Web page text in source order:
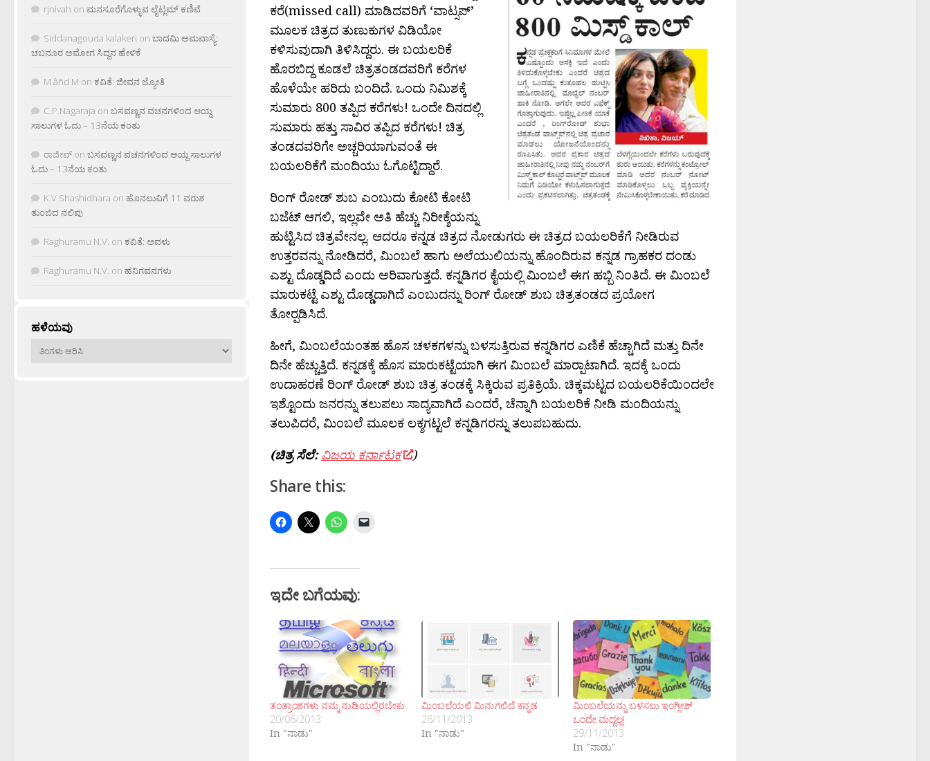
ಕರೆ(missed call) ಮಾಡಿದವರಿಗೆ ‘ವಾಟ್ಸಪ್’
ಮೂಲಕ ಚಿತ್ರದ ತುಣುಕುಗಳ ವಿಡಿಯೋ
ಕಳಿಸುವುದಾಗಿ ತಿಳಿಸಿದ್ದರು. ಈ ಬಯಲರಿಕೆ
ಹೊರಬಿದ್ದ ಕೂಡಲೆ ಚಿತ್ರತಂಡದವರಿಗೆ ಕರೆಗಳ
ಹೊಳೆಯೇ ಹರಿದು ಬಂದಿದೆ. ಒಂದು ನಿಮಿಶಕ್ಕೆ
ಸುಮಾರು 800 ತಪ್ಪಿದ ಕರೆಗಳು! ಒಂದೇ ದಿನದಲ್ಲಿ
ಸುಮಾರು ಹತ್ತು ಸಾವಿರ ತಪ್ಪಿದ ಕರೆಗಳು! ಚಿತ್ರ
ತಂಡದವರಿಗೇ ಅಚ್ಚರಿಯಾಗುವಂತೆ ಈ
ಬಯಲರಿಕೆಗೆ ಮಂದಿಯು ಓಗೊಟ್ಟಿದ್ದಾರೆ.
ರಿಂಗ್ ರೋಡ್ ಶುಬ ಎಂಬುದು ಕೋಟಿ ಕೋಟಿ
ಬಜೆಟ್ ಆಗಲಿ, ಇಲ್ಲವೇ ಅತಿ ಹೆಚ್ಚು ನಿರೀಕ್ಶೆಯನ್ನು
ಹುಟ್ಟಿಸಿದ ಚಿತ್ರವೇನಲ್ಲ. ಆದರೂ ಕನ್ನಡ ಚಿತ್ರದ ನೋಡುಗರು ಈ ಚಿತ್ರದ ಬಯಲರಿಕೆಗೆ ನೀಡಿರುವ
ಉತ್ತರವನ್ನು ನೋಡಿದರೆ, ಮಿಂಬಲೆ ಹಾಗು ಅಲೆಯುಲಿಯನ್ನು ಹೊಂದಿರುವ ಕನ್ನಡ ಗ್ರಾಹಕರ ದಂಡು
ಎಶ್ಟು ದೊಡ್ಡದಿದೆ ಎಂದು ಅರಿವಾಗುತ್ತದೆ. ಕನ್ನಡಿಗರ ಕೈಯಲ್ಲಿ ಮಿಂಬಲೆ ಈಗ ಹಬ್ಬಿ ನಿಂತಿದೆ. ಈ ಮಿಂಬಲೆ
ಮಾರುಕಟ್ಟೆ ಎಶ್ಟು ದೊಡ್ಡದಾಗಿದೆ ಎಂಬುದನ್ನು ರಿಂಗ್ ರೋಡ್ ಶುಬ ಚಿತ್ರತಂಡದ ಪ್ರಯೋಗ
ತೋರ‍್ಪಡಿಸಿದೆ.
ಹೀಗೆ, ಮಿಂಬಲೆಯಂತಹ ಹೊಸ ಚಳಕಗಳನ್ನು ಬಳಸುತ್ತಿರುವ ಕನ್ನಡಿಗರ ಎಣಿಕೆ ಹೆಚ್ಚಾಗಿದೆ ಮತ್ತು ದಿನೇ
ದಿನೇ ಹೆಚ್ಚುತ್ತಿದೆ. ಕನ್ನಡಕ್ಕೆ ಹೊಸ ಮಾರುಕಟ್ಟೆಯಾಗಿ ಈಗ ಮಿಂಬಲೆ ಮಾರ‍್ಪಾಟಾಗಿದೆ. ಇದಕ್ಕೆ ಒಂದು
ಉದಾಹರಣೆ ರಿಂಗ್ ರೋಡ್ ಶುಬ ಚಿತ್ರ ತಂಡಕ್ಕೆ ಸಿಕ್ಕಿರುವ ಪ್ರತಿಕ್ರಿಯೆ. ಚಿಕ್ಕಮಟ್ಟದ ಬಯಲರಿಕೆಯಿಂದಲೇ
ಇಶ್ಟೊಂದು ಜನರನ್ನು ತಲುಪಲು ಸಾದ್ಯವಾಗಿದೆ ಎಂದರೆ, ಚೆನ್ನಾಗಿ ಬಯಲರಿಕೆ ನೀಡಿ ಮಂದಿಯನ್ನು
ತಲುಪಿದರೆ, ಮಿಂಬಲೆ ಮೂಲಕ ಲಕ್ಶಗಟ್ಟಲೆ ಕನ್ನಡಿಗರನ್ನು ತಲುಪಬಹುದು.
(ಚಿತ್ರ ಸೆಲೆ: ವಿಜಯ ಕರ್ನಾಟಕ )
Share this:
ಇದೇ ಬಗೆಯವು:
ತಂತ್ರಾಂಶಗಳು ನಮ್ಮ ನುಡಿಯಲ್ಲಿರಬೇಕು
20/06/2013
In "ನಾಡು"
ಮಿಂಬಲೆಯಲಿ ಮಿನುಗಲಿದೆ ಕನ್ನಡ
26/11/2013
In "ನಾಡು"
ಮಿಂಬಲೆಯನ್ನು ಬಳಸಲು ಇಂಗ್ಲೀಶ್
ಒಂದೇ ಮದ್ದಲ್ಲ!
29/11/2013
In "ನಾಡು"
rjnivah on ಮನಸೂರೆಗೊಳ್ಳುವ ಲೈಟ್ಲಮ್ ಕಣಿವೆ
Siddanagouda kalakeri on ಬಾದಮಿ ಅಮವಾಸ್ಯೆ:
ಚಬನೂರ ಅಮೋಗ ಸಿದ್ದನ ಹೇಳಿಕೆ
M âñd M on ಕವಿತೆ: ಜೀವನ ಜ್ಯೋತಿ
C.P.Nagaraja on ಬಸವಣ್ಣನ ವಚನಗಳಿಂದ ಆಯ್ದ
ಸಾಲುಗಳ ಓದು – 13ನೆಯ ಕಂತು
ರಾಜೀವ್ on ಬಸವಣ್ಣನ ವಚನಗಳಿಂದ ಆಯ್ದ ಸಾಲುಗಳ
ಓದು – 13ನೆಯ ಕಂತು
K.V Shashidhara on ಹೊನಲುವಿಗೆ 11 ವರುಶ
ತುಂಬಿದ ನಲಿವು
Raghuramu N.V. on ಕವಿತೆ: ಅವಳು
Raghuramu N.V. on ಹನಿಗವನಗಳು
ಹಳೆಯವು
ಹಳೆಯವು